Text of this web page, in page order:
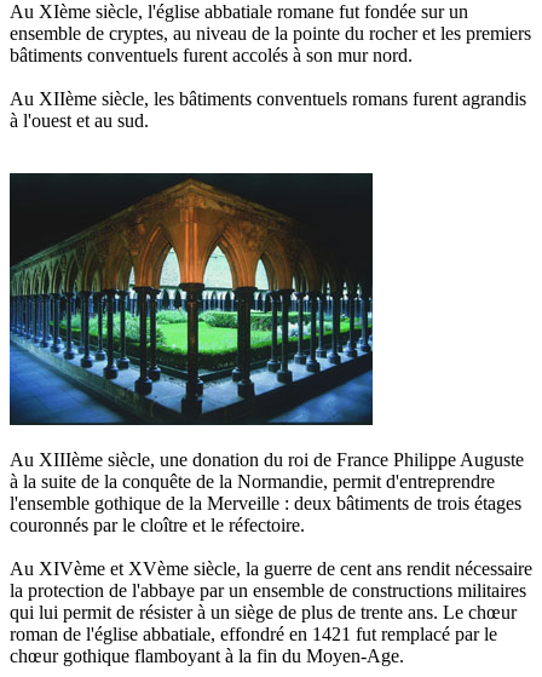
Au XIème siècle, l'église abbatiale romane fut fondée sur un
ensemble de cryptes, au niveau de la pointe du rocher et les premiers
bâtiments conventuels furent accolés à son mur nord.
Au XIIème siècle, les bâtiments conventuels romans furent agrandis
à l'ouest et au sud.
Au XIIIème siècle, une donation du roi de France Philippe Auguste
à la suite de la conquête de la Normandie, permit d'entreprendre
l'ensemble gothique de la Merveille : deux bâtiments de trois étages
couronnés par le cloître et le réfectoire.
Au XIVème et XVème siècle, la guerre de cent ans rendit nécessaire
la protection de l'abbaye par un ensemble de constructions militaires
qui lui permit de résister à un siège de plus de trente ans. Le chœur
roman de l'église abbatiale, effondré en 1421 fut remplacé par le
chœur gothique flamboyant à la fin du Moyen-Age.